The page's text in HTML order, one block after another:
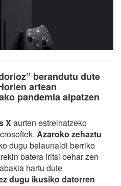
berandutu dute
artean
pandemia aipatzen
Xaurten estreinatzeko
Azaroko zehaztu
dugu belaunaldi berriko
batera iritsi behar zen
hartu dute
dugu ikusiko datorren